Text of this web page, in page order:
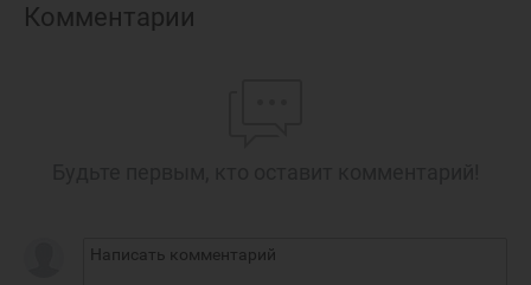
Комментарии